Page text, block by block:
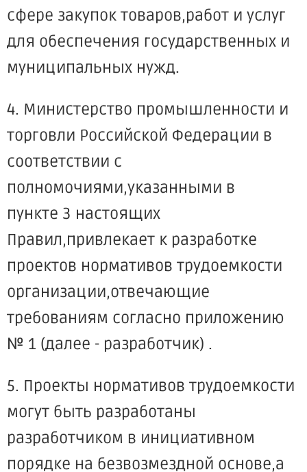
сфере закупок товаров,работ и услуг
для обеспечения государственных и
муниципальных нужд.
4. Министерство промышленности и
торговли Российской Федерации в
соответствии с
полномочиями,указанными в
пункте 3 настоящих
Правил,привлекает к разработке
проектов нормативов трудоемкости
организации,отвечающие
требованиям согласно приложению
№ 1 (далее - разработчик) .
5. Проекты нормативов трудоемкости
могут быть разработаны
разработчиком в инициативном
порядке на безвозмездной основе,а